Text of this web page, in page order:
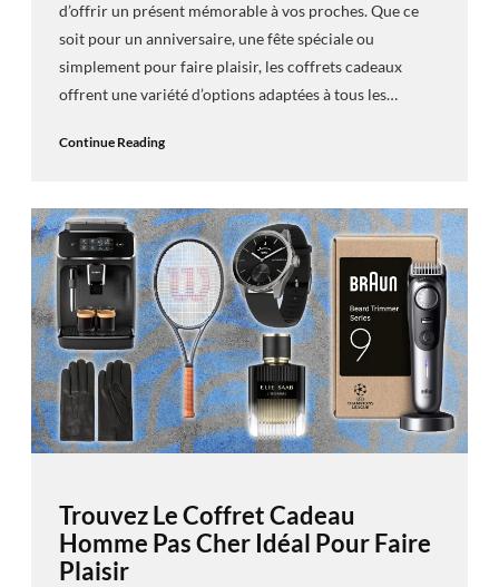
d’offrir un présent mémorable à vos proches. Que ce
soit pour un anniversaire, une fête spéciale ou
simplement pour faire plaisir, les coffrets cadeaux
offrent une variété d’options adaptées à tous les…
Continue Reading
Trouvez Le Coffret Cadeau
Homme Pas Cher Idéal Pour Faire
Plaisir